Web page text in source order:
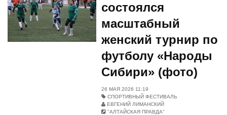
состоялся
масштабный
женский турнир по
футболу «Народы
Сибири» (фото)
26 МАЯ 2026 11:19
СПОРТИВНЫЙ ФЕСТИВАЛЬ
ЕВГЕНИЙ ЛИМАНСКИЙ
"АЛТАЙСКАЯ ПРАВДА"